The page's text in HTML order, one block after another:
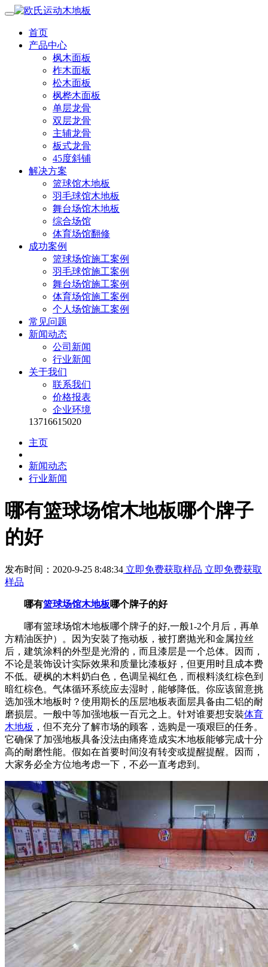
首页
产品中心
枫木面板
柞木面板
松木面板
枫桦木面板
单层龙骨
双层龙骨
主辅龙骨
板式龙骨
45度斜铺
解决方案
篮球馆木地板
羽毛球馆木地板
舞台场馆木地板
综合场馆
体育场馆翻修
成功案例
篮球场馆施工案例
羽毛球馆施工案例
舞台场馆施工案例
体育场馆施工案例
个人场馆施工案例
常见问题
新闻动态
公司新闻
行业新闻
关于我们
联系我们
价格报表
企业环境
13716615020
主页
新闻动态
行业新闻
哪有篮球场馆木地板哪个牌子
的好
发布时间：2020-9-25 8:48:34 立即免费获取样品 立即免费获取
样品
哪有篮球场馆木地板哪个牌子的好
哪有篮球场馆木地板哪个牌子的好,一般1-2个月后，再单
方精油医护）。因为安裝了拖动板，被打磨抛光和金属拉丝
后，建筑涂料的外型是光滑的，而且漆层是一个总体。因而，
不论是装饰设计实际效果和质量比漆板好，但更用时且成本费
不低。硬枫的木料奶白色，色调呈褐红色，而根料淡红棕色到
暗红棕色。气体循环系统应去湿时，能够降低。你应该留意挑
选加强木地板时？使用期长的压层地板表面层具备由二铝的耐
磨损层。一般中等加强地板一百元之上。针对谁要想安裝体育
木地板 ，但不充分了解市场的顾客，选购是一项艰巨的任务。
它确保了加强地板具备没法由痛疼造成实木地板能够完成十分
高的耐磨性能。假如在首要时间沒有转变或提醒提醒。因而，
大家务必全方位地考虑一下，不必一直考虑到。